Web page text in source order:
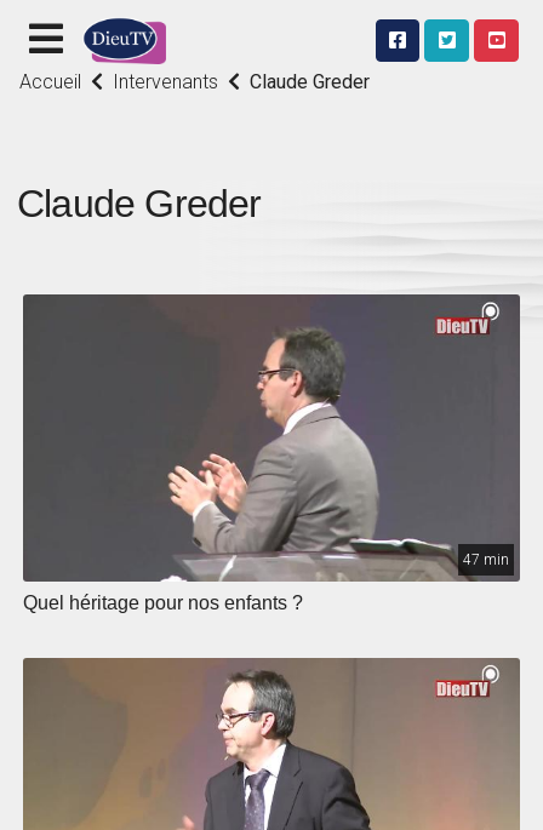
Accueil Intervenants Claude Greder
Claude Greder
47 min
Quel héritage pour nos enfants ?